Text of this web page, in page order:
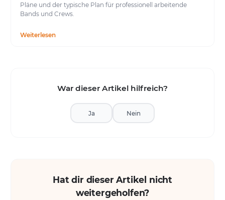
Pläne und der typische Plan für professionell arbeitende
Bands und Crews.
Weiterlesen
War dieser Artikel hilfreich?
Ja Nein
Hat dir dieser Artikel nicht
weitergeholfen?